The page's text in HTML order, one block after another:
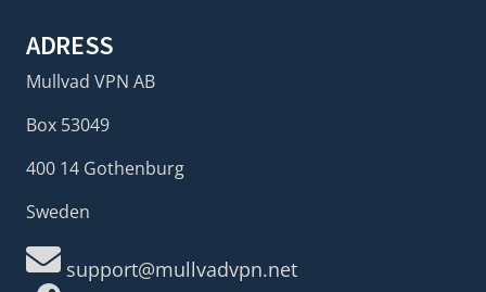
ADRESS
Mullvad VPN AB
Box 53049
400 14 Gothenburg
Sweden
support@mullvadvpn.net